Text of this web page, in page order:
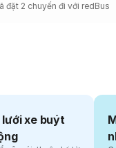
đặt 2 chuyến đi với redBus
lưới xe buýt